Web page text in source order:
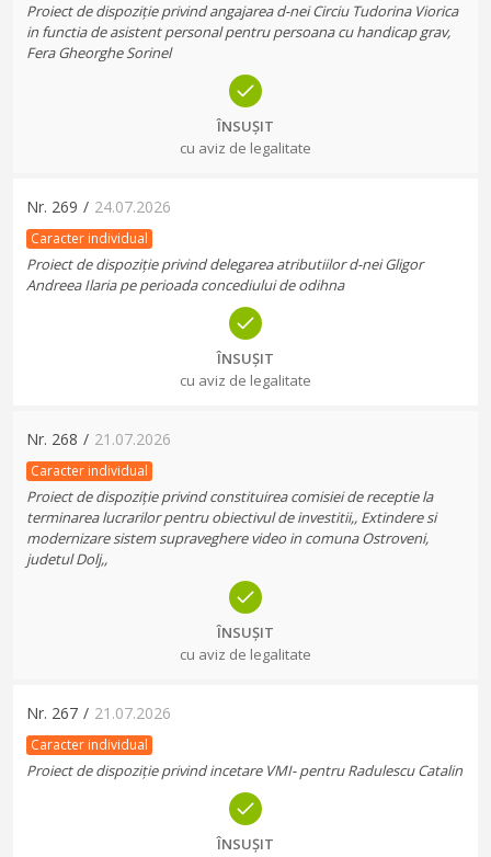
Proiect de dispoziție privind angajarea d-nei Circiu Tudorina Viorica
in functia de asistent personal pentru persoana cu handicap grav,
Fera Gheorghe Sorinel
ÎNSUȘIT
cu aviz de legalitate
Nr. 269 / 24.07.2026
Caracter individual
Proiect de dispoziție privind delegarea atributiilor d-nei Gligor
Andreea Ilaria pe perioada concediului de odihna
ÎNSUȘIT
cu aviz de legalitate
Nr. 268 / 21.07.2026
Caracter individual
Proiect de dispoziție privind constituirea comisiei de receptie la
terminarea lucrarilor pentru obiectivul de investitii,, Extindere si
modernizare sistem supraveghere video in comuna Ostroveni,
judetul Dolj,,
ÎNSUȘIT
cu aviz de legalitate
Nr. 267 / 21.07.2026
Caracter individual
Proiect de dispoziție privind incetare VMI- pentru Radulescu Catalin
ÎNSUȘIT